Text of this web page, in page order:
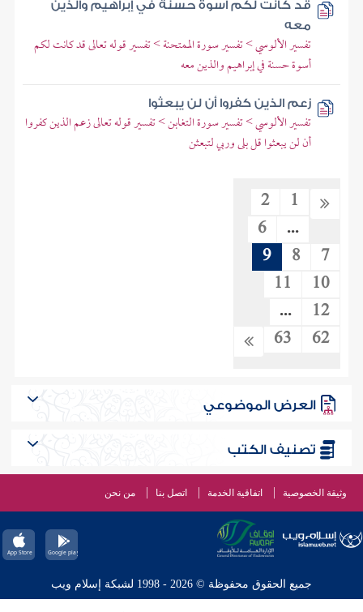
قد كانت لكم أسوة حسنة في إبراهيم والذين
معه
تفسير الألوسي > تفسير سورة الممتحنة > تفسير قوله تعالى قد كانت لكم
أسوة حسنة في إبراهيم والذين معه
زعم الذين كفروا أن لن يبعثوا
تفسير الألوسي > تفسير سورة التغابن > تفسير قوله تعالى زعم الذين كفروا
أن لن يبعثوا قل بلى وربي لتبعثن
1
2
...
6
7
8
9
10
11
12
...
62
63
العرض الموضوعي
تصنيف الكتب
وثيقة الخصوصية اتفاقية الخدمة اتصل بنا من نحن
جميع الحقوق محفوظة © 2026 - 1998 لشبكة إسلام ويب